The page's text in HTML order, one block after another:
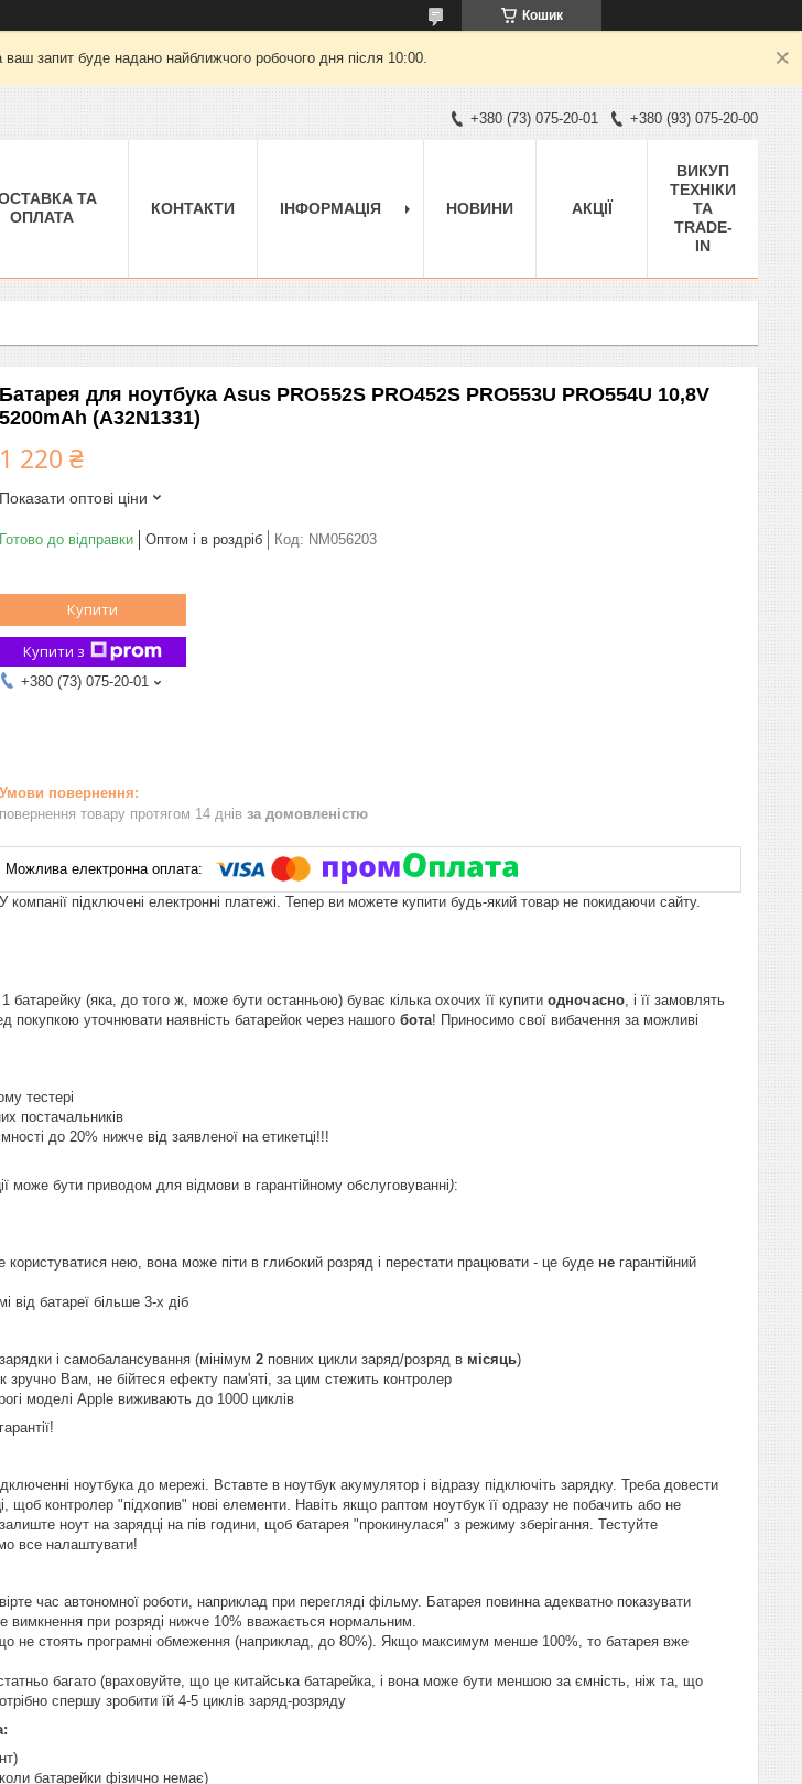
Кошик
ваш запит буде надано найближчого робочого дня після 10:00.
+380 (73) 075-20-01 +380 (93) 075-20-00
ТА
ОПЛАТА
КОНТАКТИ ІНФОРМАЦІЯ НОВИНИ АКЦІЇ
ВИКУП
ТЕХНІКИ
ТА
TRADE-
IN
Батарея для ноутбука Asus PRO552S PRO452S PRO553U PRO554U 10,8V
5200mAh (A32N1331)
1 220 ₴
Показати оптові ціни
Готово до відправки Оптом і в роздріб Код: NM056203
Купити
Купити з
+380 (73) 075-20-01
повернення товару протягом 14 днів за домовленістю
У компанії підключені електронні платежі. Тепер ви можете купити будь-який товар не покидаючи сайту.
батарейку (яка, до того ж, може бути останньою) буває кілька охочих її купити одночасно , і її замовлять
покупкою уточнювати наявність батарейок через нашого бота! Приносимо свої вибачення за можливі
тестері
постачальників
до 20% нижче від заявленої на етикетці!!!
може бути приводом для відмови в гарантійному обслуговуванні):
користуватися нею, вона може піти в глибокий розряд і перестати працювати - це буде не гарантійний
від батареї більше 3-х діб
і самобалансування (мінімум 2 повних цикли заряд/розряд в місяць)
зручно Вам, не бійтеся ефекту пам'яті, за цим стежить контролер
моделі Apple виживають до 1000 циклів
ноутбука до мережі. Вставте в ноутбук акумулятор і відразу підключіть зарядку. Треба довести
щоб контролер "підхопив" нові елементи. Навіть якщо раптом ноутбук її одразу не побачить або не
ноут на зарядці на пів години, щоб батарея "прокинулася" з режиму зберігання. Тестуйте
все налаштувати!
час автономної роботи, наприклад при перегляді фільму. Батарея повинна адекватно показувати
вимкнення при розряді нижче 10% вважається нормальним.
не стоять програмні обмеження (наприклад, до 80%). Якщо максимум менше 100%, то батарея вже
багато (враховуйте, що це китайська батарейка, і вона може бути меншою за ємність, ніж та, що
спершу зробити їй 4-5 циклів заряд-розряду
батарейки фізично немає)